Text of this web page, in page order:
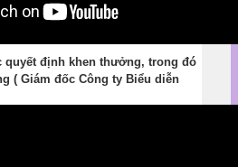
quyết định khen thưởng, trong đó
( Giám đốc Công ty Biểu diễn